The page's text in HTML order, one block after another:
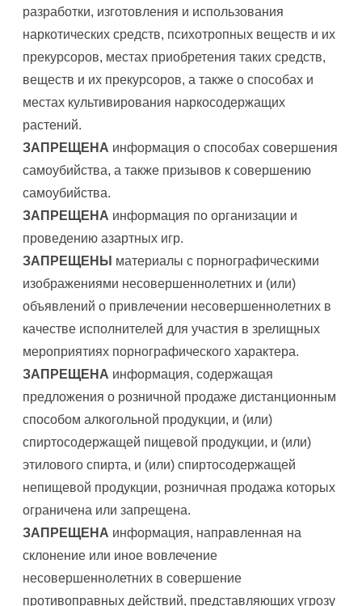
разработки, изготовления и использования
наркотических средств, психотропных веществ и их
прекурсоров, местах приобретения таких средств,
веществ и их прекурсоров, а также о способах и
местах культивирования наркосодержащих
растений.
ЗАПРЕЩЕНА информация о способах совершения
самоубийства, а также призывов к совершению
самоубийства.
ЗАПРЕЩЕНА информация по организации и
проведению азартных игр.
ЗАПРЕЩЕНЫ материалы с порнографическими
изображениями несовершеннолетних и (или)
объявлений о привлечении несовершеннолетних в
качестве исполнителей для участия в зрелищных
мероприятиях порнографического характера.
ЗАПРЕЩЕНА информация, содержащая
предложения о розничной продаже дистанционным
способом алкогольной продукции, и (или)
спиртосодержащей пищевой продукции, и (или)
этилового спирта, и (или) спиртосодержащей
непищевой продукции, розничная продажа которых
ограничена или запрещена.
ЗАПРЕЩЕНА информация, направленная на
склонение или иное вовлечение
несовершеннолетних в совершение
противоправных действий, представляющих угрозу